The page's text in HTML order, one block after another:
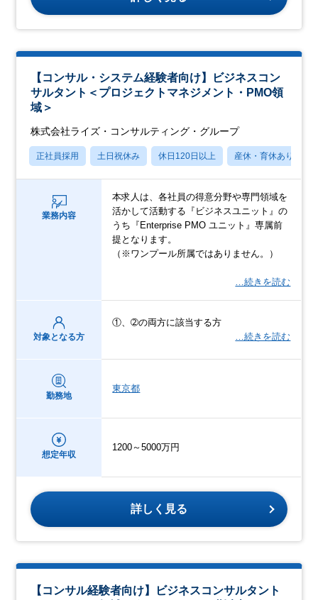
【コンサル・システム経験者向け】ビジネスコン
サルタント＜プロジェクトマネジメント・PMO領
域＞
株式会社ライズ・コンサルティング・グループ
正社員採用 土日祝休み 休日120日以上 産休・育休あり
業務内容
本求人は、各社員の得意分野や専門領域を
活かして活動する『ビジネスユニット』の
うち『Enterprise PMO ユニット』専属前
提となります。
（※ワンプール所属ではありません。）
…続きを読む
対象となる方
①、➁の両方に該当する方
…続きを読む
勤務地
東京都
想定年収
1200～5000万円
詳しく見る
【コンサル経験者向け】ビジネスコンサルタント